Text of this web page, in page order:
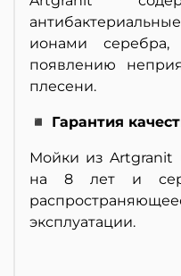
ионами серебра,
появлению
плесени.
◾ Гарантия
Мойки из Artgranit
на 8 лет и
эксплуатации.